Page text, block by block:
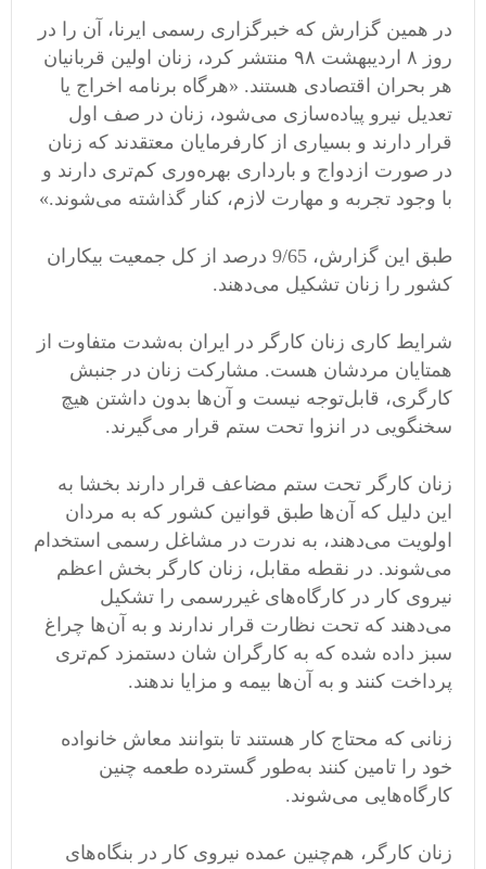
در همین گزارش که خبرگزاری رسمی ایرنا، آن را در
روز ۸ اردیبهشت ۹۸ منتشر کرد، زنان اولین قربانیان
هر بحران اقتصادی هستند. «هرگاه برنامه اخراج یا
تعدیل نیرو پیاده‌سازی می‌شود، زنان در صف اول
قرار دارند و بسیاری از کارفرمایان معتقدند که زنان
در صورت ازدواج و بارداری بهره‌وری کم‌تری دارند و
با وجود تجربه و مهارت لازم، کنار گذاشته می‌شوند.»
طبق این گزارش، 9/65 درصد از کل جمعیت بیکاران
کشور را زنان تشکیل می‌دهند.
شرایط کاری زنان کارگر در ایران به‌شدت متفاوت از
همتایان مردشان هست. مشارکت زنان در جنبش
کارگری، قابل‌توجه نیست و آن‌ها بدون داشتن هیچ
سخنگویی در انزوا تحت ستم قرار می‌گیرند.
زنان کارگر تحت ستم مضاعف قرار دارند بخشا به
این دلیل که آن‌ها طبق قوانین کشور که به مردان
اولویت می‌دهند، به ندرت در مشاغل رسمی استخدام
می‌شوند. در نقطه مقابل، زنان کارگر بخش اعظم
نیروی کار در کارگاه‌های غیررسمی را تشکیل
می‌دهند که تحت نظارت قرار ندارند و به آن‌ها چراغ
سبز داده شده که به کارگران شان دستمزد کم‌تری
پرداخت کنند و به آن‌ها بیمه و مزایا ندهند.
زنانی که محتاج کار هستند تا بتوانند معاش خانواده
خود را تامین کنند به‌طور گسترده طعمه چنین
کارگاه‌هایی می‌شوند.
زنان کارگر، هم‌چنین عمده نیروی کار در بنگاه‌های